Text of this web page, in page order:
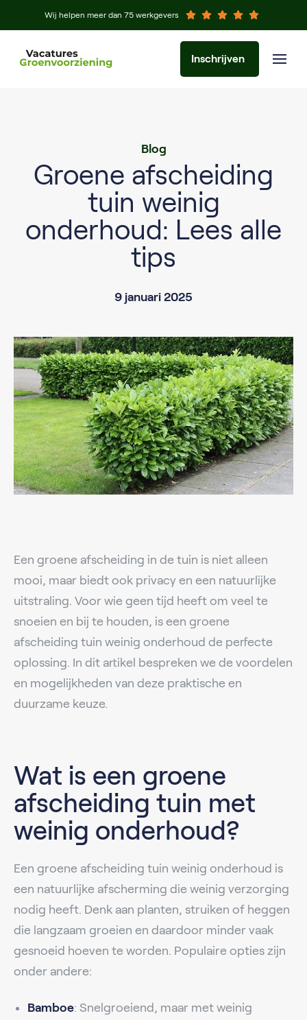
Wij helpen meer dan 75 werkgevers
Inschrijven
Blog
Groene afscheiding
tuin weinig
onderhoud: Lees alle
tips
9 januari 2025
Een groene afscheiding in de tuin is niet alleen
mooi, maar biedt ook privacy en een natuurlijke
uitstraling. Voor wie geen tijd heeft om veel te
snoeien en bij te houden, is een groene
afscheiding tuin weinig onderhoud de perfecte
oplossing. In dit artikel bespreken we de voordelen
en mogelijkheden van deze praktische en
duurzame keuze.
Wat is een groene
afscheiding tuin met
weinig onderhoud?
Een groene afscheiding tuin weinig onderhoud is
een natuurlijke afscherming die weinig verzorging
nodig heeft. Denk aan planten, struiken of heggen
die langzaam groeien en daardoor minder vaak
gesnoeid hoeven te worden. Populaire opties zijn
onder andere:
Bamboe: Snelgroeiend, maar met weinig